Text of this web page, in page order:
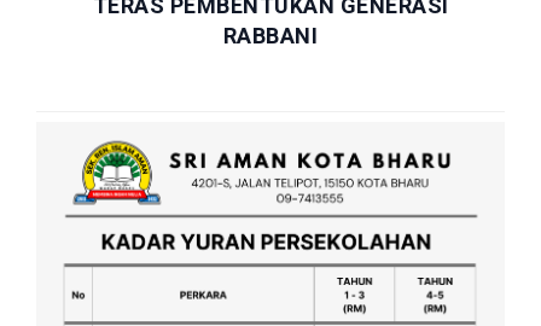
TERAS PEMBENTUKAN GENERASI
RABBANI